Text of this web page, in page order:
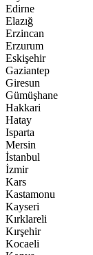
Edirne
Elazığ
Erzincan
Erzurum
Eskişehir
Gaziantep
Giresun
Gümüşhane
Hakkari
Hatay
Isparta
Mersin
İstanbul
İzmir
Kars
Kastamonu
Kayseri
Kırklareli
Kırşehir
Kocaeli